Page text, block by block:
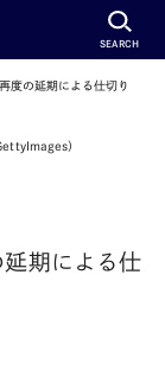
SEARCH
度の延期による仕切り
）
期による仕